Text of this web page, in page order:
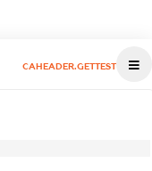
CAHEADER.GETTEST